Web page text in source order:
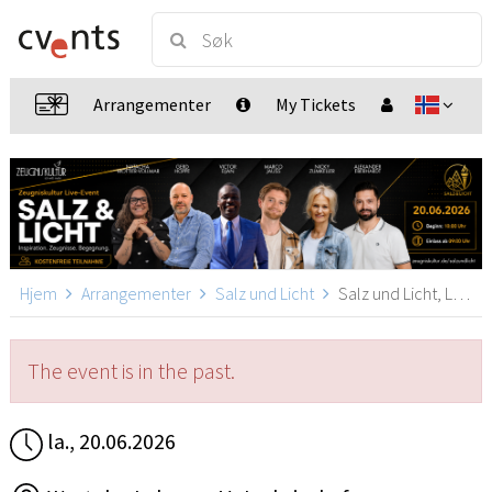
Arrangementer My Tickets
Hjem Arrangementer Salz und Licht Salz und Licht, Ludwigshafen am Rhein
The event is in the past.
la., 20.06.2026